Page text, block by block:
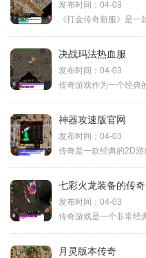
发布时间：04-03
决战玛法热血服
发布时间：04-03
神器攻速版官网
发布时间：04-03
七彩火龙装备的传奇
发布时间：04-03
月灵版本传奇